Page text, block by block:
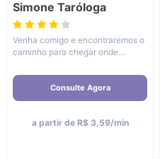
Simone Taróloga
Venha comigo e encontraremos o
caminho para chegar onde...
Consulte Agora
a partir de R$ 3,59/min